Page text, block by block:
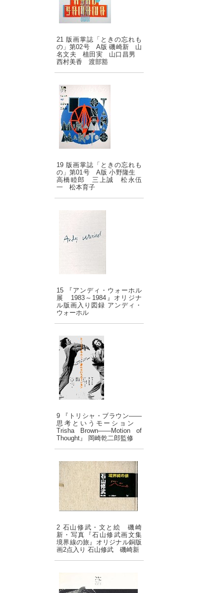
21 版画掌誌「ときの忘れも
の」第02号 A版 磯崎新 山
名文夫 植田実 山口昌男
西村美香 渡部豁
19 版画掌誌「ときの忘れも
の」第01号 A版 小野隆生
高橋睦郎 三上誠 松永伍
一 松本育子
15 『アンディ・ウォーホル
展 1983～1984』オリジナ
ル版画入り図録 アンディ・
ウォーホル
9 『トリシャ・ブラウン――
思考というモーション
Trisha Brown――Motion of
Thought』 岡崎乾二郎監修
2 石山修武・文と絵 磯崎
新・写真『石山修武画文集
境界線の旅』オリジナル銅版
画2点入り 石山修武 磯崎新